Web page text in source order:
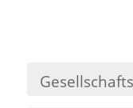
Karriere